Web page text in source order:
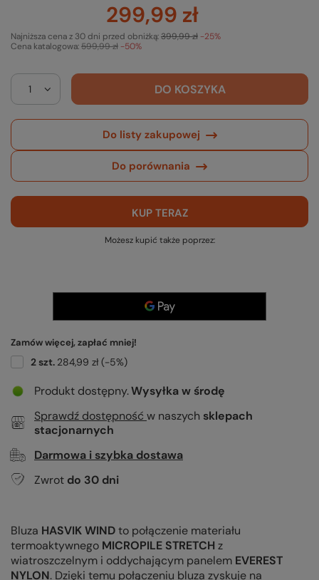
299,99 zł
Cena katalogowa:599,99 zł -50%
Najniższa cena z 30 dni przed obniżką:399,99 zł -25%
DO KOSZYKA
Do listy zakupowej
Do porównania
KUP TERAZ
Możesz kupić także poprzez:
Zamów więcej, zapłać mniej!
2szt. 284,99 zł(-5%)
Produkt dostępny Wysyłkaw środę
Sprawdź dostępność w naszych sklepach
stacjonarnych
Darmowa i szybka dostawa
Zwrot do 30 dni
Bluza HASVIK WINDto połączenie materiału
termoaktywnego MICROPILE STRETCH z
wiatroszczelnym i oddychającym panelem EVEREST
NYLON. Dzięki temu połączeniu bluza zyskuje na